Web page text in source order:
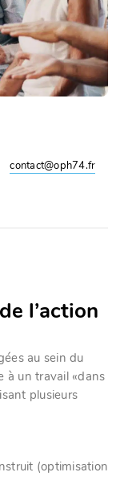
contact@oph74.fr
l’action
au sein du
à un travail «dans
plusieurs
(optimisation